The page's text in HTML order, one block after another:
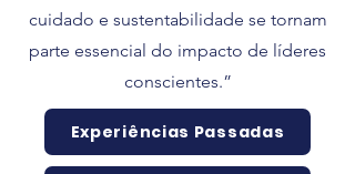
cuidado e sustentabilidade se tornam
parte essencial do impacto de líderes
conscientes.”
Experiências Passadas